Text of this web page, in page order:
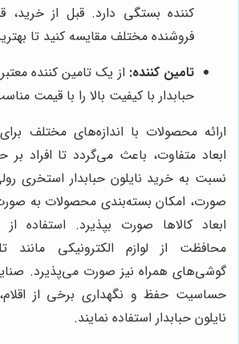
کننده بستگی دارد. قبل از خرید،
فروشنده مختلف مقایسه کنید تا
تامین کننده: از یک تامین کننده
حبابدار با کیفیت بالا را با قیمت
ارائه محصولات با اندازه‌های مختلف
ابعاد متفاوت، باعث می‌گردد تا افراد
نسبت به خرید نایلون حبابدار استخری
صورت، امکان بسته‌بندی محصولات به
ابعاد کالاها صورت بپذیرد. استفاده از
محافظت از لوازم الکترونیکی مانند
گوشی‌های همراه نیز صورت می‌پذیرد.
حساسیت حفظ و نگهداری برخی از اقلام،
نایلون حبابدار استفاده نمایند.